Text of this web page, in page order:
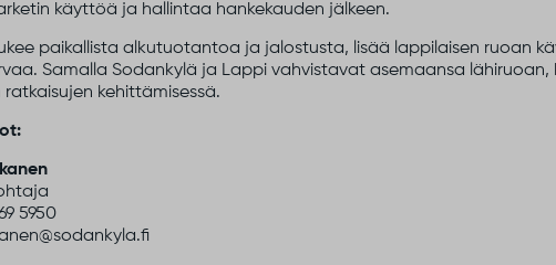
käyttöä ja hallintaa hankekauden jälkeen.
paikallista alkutuotantoa ja jalostusta, lisää lappilaisen ruoan
Samalla Sodankylä ja Lappi vahvistavat asemaansa
ratkaisujen kehittämisessä.
5950